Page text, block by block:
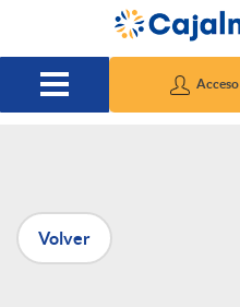
Saltar al contenido principal
Acceso
P
u
Volver